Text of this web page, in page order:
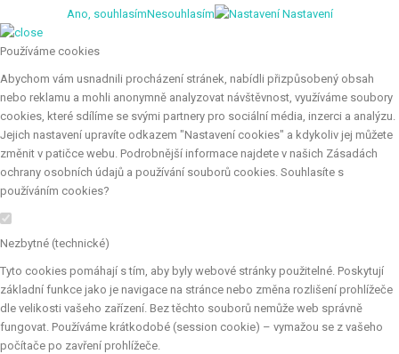
Ano, souhlasímNesouhlasím Nastavení
Používáme cookies
Abychom vám usnadnili procházení stránek, nabídli přizpůsobený obsah
nebo reklamu a mohli anonymně analyzovat návštěvnost, využíváme soubory
cookies, které sdílíme se svými partnery pro sociální média, inzerci a analýzu.
Jejich nastavení upravíte odkazem "Nastavení cookies" a kdykoliv jej můžete
změnit v patičce webu. Podrobnější informace najdete v našich Zásadách
ochrany osobních údajů a používání souborů cookies. Souhlasíte s
používáním cookies?
Nezbytné (technické)
Tyto cookies pomáhají s tím, aby byly webové stránky použitelné. Poskytují
základní funkce jako je navigace na stránce nebo změna rozlišení prohlížeče
dle velikosti vašeho zařízení. Bez těchto souborů nemůže web správně
fungovat. Používáme krátkodobé (session cookie) – vymažou se z vašeho
počítače po zavření prohlížeče.